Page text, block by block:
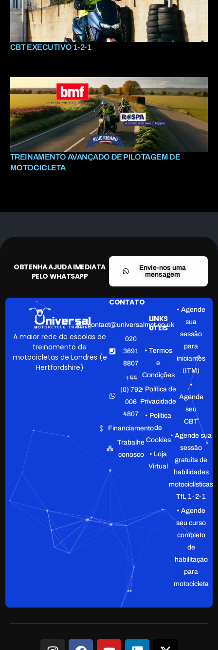
CBT EXECUTIVO 1-2-1
TREINAMENTO AVANÇADO DE PILOTAGEM DE
MOTOCICLETA
OBTENHA AJUDA IMEDIATA
PELO WHATSAPP
Envie-nos uma
mensagem
A maior rede de escolas de
treinamento de
motocicletas de Londres (e
Hertfordshire)
CONTATO
contact@universalmct.co.uk
020
3691
8807
+44
(0) 792
006
4807
Financiamento
Trabalhe
conosco
LINKS
ÚTEIS
• Termos
e
Condições
• Política de
Privacidade
• Política
de
Cookies
• Loja
Virtual
• Agende
sua
sessão
para
iniciantes
(ITM)
•
Agende
seu
CBT
• Agende sua
sessão
gratuita de
habilidades
motociclísticas
TfL 1-2-1
• Agende
seu curso
completo
de
habilitação
para
motocicleta